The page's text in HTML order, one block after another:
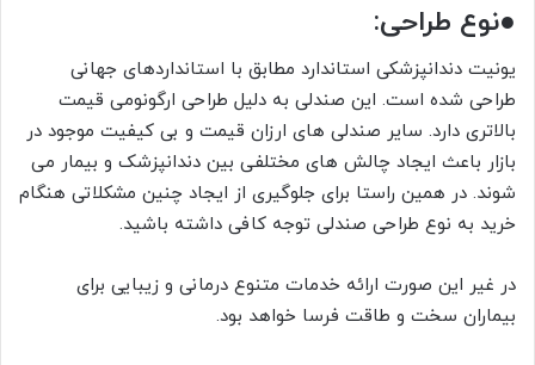
●نوع طراحی:
یونیت دندانپزشکی استاندارد مطابق با استانداردهای جهانی
طراحی شده است. این صندلی به دلیل طراحی ارگونومی قیمت
بالاتری دارد. سایر صندلی های ارزان قیمت و بی کیفیت موجود در
بازار باعث ایجاد چالش های مختلفی بین دندانپزشک و بیمار می
شوند. در همین راستا برای جلوگیری از ایجاد چنین مشکلاتی هنگام
خرید به نوع طراحی صندلی توجه کافی داشته باشید.
در غیر این صورت ارائه خدمات متنوع درمانی و زیبایی برای
بیماران سخت و طاقت فرسا خواهد بود.